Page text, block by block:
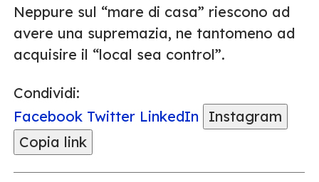
Neppure sul “mare di casa” riescono ad
avere una supremazia, ne tantomeno ad
acquisire il “local sea control”.
Condividi:
Facebook Twitter LinkedIn
Instagram
Copia link